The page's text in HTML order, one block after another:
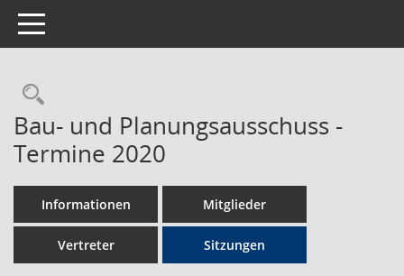
Toggle navigation
Rechercheauswahl
Bau- und Planungsausschuss -
Termine 2020
Informationen Mitglieder
Vertreter Sitzungen